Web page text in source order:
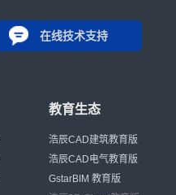
在线技术支持
教育生态
浩辰CAD建筑教育版
浩辰CAD电气教育版
GstarBIM 教育版